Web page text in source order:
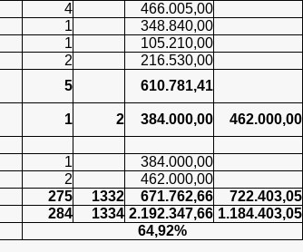
4
466.005,00
1
348.840,00
1
105.210,00
2
216.530,00
5 610.781,41
1 2 384.000,00
462.000,00
1
384.000,00
2
462.000,00
275 1332 671.762,66
722.403,05
284 1334 2.192.347,66 1.184.403,05
64,92%